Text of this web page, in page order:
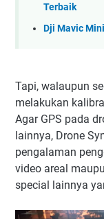
Terbaik
Dji Mavic
Tapi, walaupun
melakukan
Agar GPS pada
lainnya, Drone
pengalaman
video areal
special lainnya